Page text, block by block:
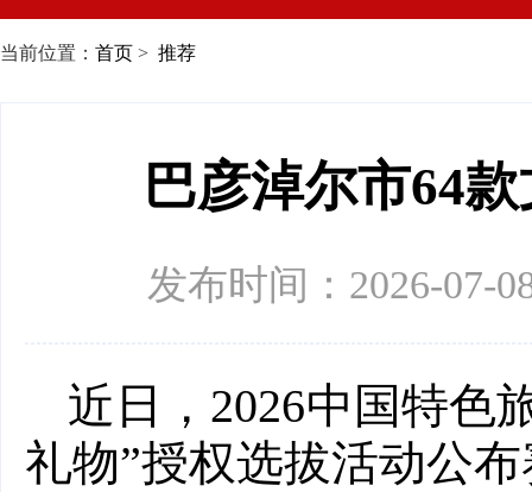
当前位置： 首页 > 推荐
巴彦淖尔市64
发布时间：2026-07-
近日，2026中国特色
礼物”授权选拔活动公